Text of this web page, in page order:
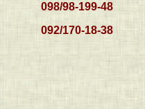
098/98-199-48
092/170-18-38